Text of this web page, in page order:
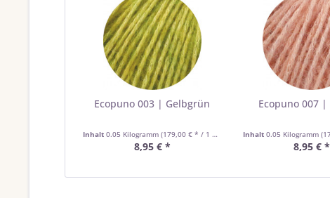
Ecopuno 003 | Gelbgrün
Inhalt 0.05 Kilogramm (179,00 € * / 1 Kilogramm)
8,95 € *
Ecopuno 007
Inhalt 0.05 Kilogramm
8,95 € *